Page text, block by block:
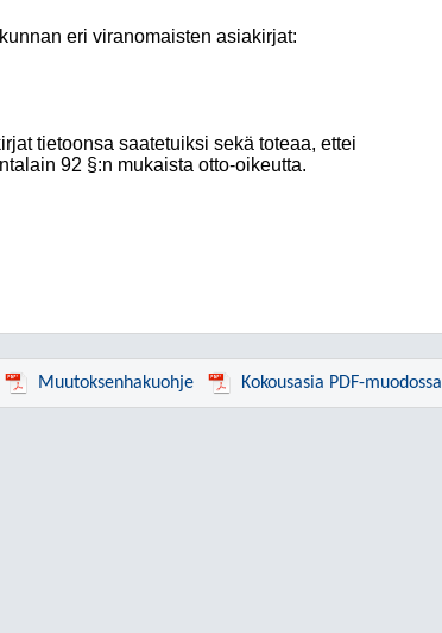
eri viranomaisten asiakirjat:
tietoonsa saatetuiksi sekä toteaa, ettei
92 §:n mukaista otto-oikeutta.
Muutoksenhakuohje Kokousasia PDF-muodossa